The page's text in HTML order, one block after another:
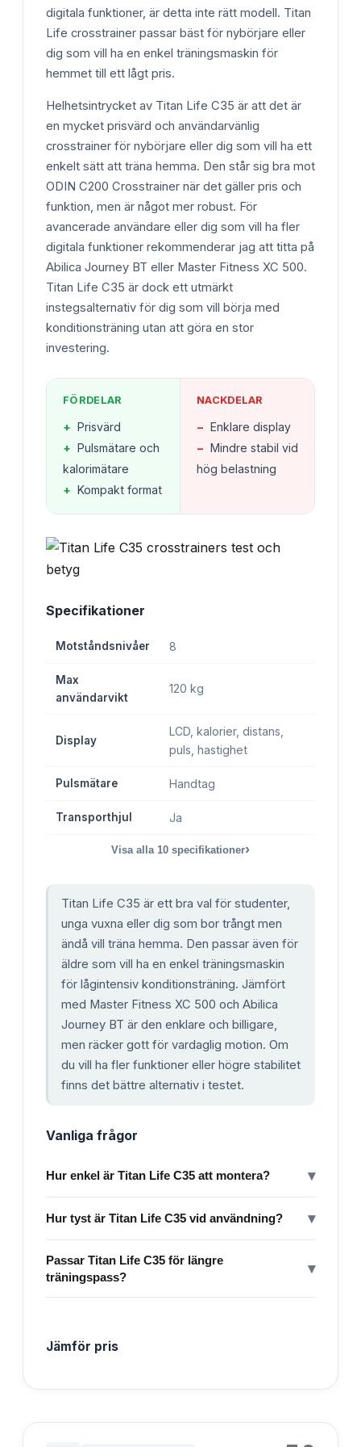
digitala funktioner, är detta inte rätt modell. Titan
Life crosstrainer passar bäst för nybörjare eller
dig som vill ha en enkel träningsmaskin för
hemmet till ett lågt pris.
Helhetsintrycket av Titan Life C35 är att det är
en mycket prisvärd och användarvänlig
crosstrainer för nybörjare eller dig som vill ha ett
enkelt sätt att träna hemma. Den står sig bra mot
ODIN C200 Crosstrainer när det gäller pris och
funktion, men är något mer robust. För
avancerade användare eller dig som vill ha fler
digitala funktioner rekommenderar jag att titta på
Abilica Journey BT eller Master Fitness XC 500.
Titan Life C35 är dock ett utmärkt
instegsalternativ för dig som vill börja med
konditionsträning utan att göra en stor
investering.
FÖRDELAR
+ Prisvärd
+ Pulsmätare och
kalorimätare
+ Kompakt format
NACKDELAR
− Enklare display
− Mindre stabil vid
hög belastning
Specifikationer
Motståndsnivåer 8
Max
användarvikt
120 kg
Display
LCD, kalorier, distans,
puls, hastighet
Pulsmätare Handtag
Transporthjul Ja
Visa alla 10 specifikationer›
Titan Life C35 är ett bra val för studenter,
unga vuxna eller dig som bor trångt men
ändå vill träna hemma. Den passar även för
äldre som vill ha en enkel träningsmaskin
för lågintensiv konditionsträning. Jämfört
med Master Fitness XC 500 och Abilica
Journey BT är den enklare och billigare,
men räcker gott för vardaglig motion. Om
du vill ha fler funktioner eller högre stabilitet
finns det bättre alternativ i testet.
Vanliga frågor
Hur enkel är Titan Life C35 att montera? ▾
Hur tyst är Titan Life C35 vid användning? ▾
Passar Titan Life C35 för längre
träningspass?
▾
Jämför pris